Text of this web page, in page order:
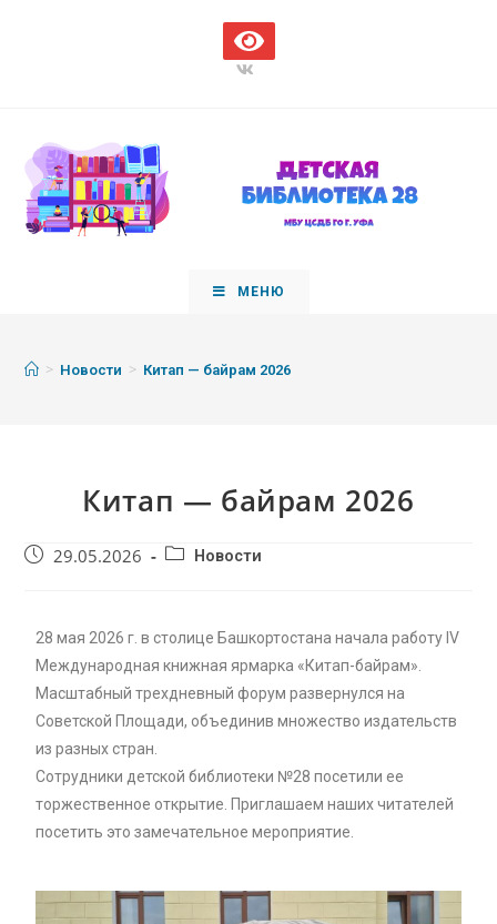
МЕНЮ
> Новости > Китап — байрам 2026
Китап — байрам 2026
29.05.2026 Новости
28 мая 2026 г. в столице Башкортостана начала работу IV
Международная книжная ярмарка «Китап-байрам».
Масштабный трехдневный форум развернулся на
Советской Площади, объединив множество издательств
из разных стран.
Сотрудники детской библиотеки №28 посетили ее
торжественное открытие. Приглашаем наших читателей
посетить это замечательное мероприятие.